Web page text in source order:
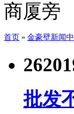
商厦旁
首页 » 金豪壁新闻
26
批发